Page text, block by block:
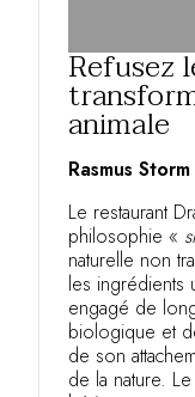
Refusez
animale
Rasmus
Le restaurant
philosophie «
naturelle non
les ingrédients
engagé de
biologique et
de son
de la nature.